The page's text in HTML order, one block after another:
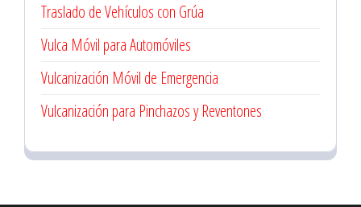
Traslado de Vehículos con Grúa
Vulca Móvil para Automóviles
Vulcanización Móvil de Emergencia
Vulcanización para Pinchazos y Reventones